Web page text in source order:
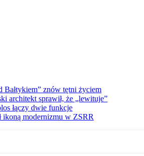
znów tętni życiem
architekt sprawił, że „lewituje”
łączy dwie funkcje
modernizmu w ZSRR